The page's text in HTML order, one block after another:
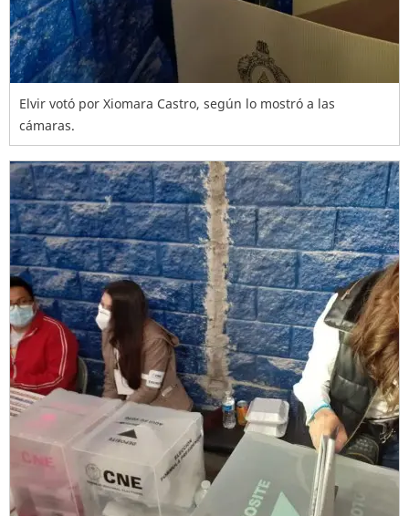
Elvir votó por Xiomara Castro, según lo mostró a las
cámaras.